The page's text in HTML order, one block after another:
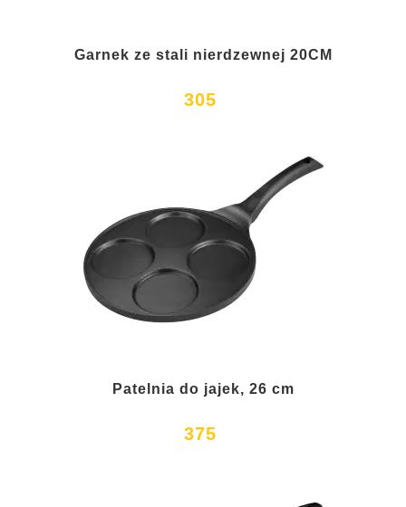
Garnek ze stali nierdzewnej 20CM
305
Patelnia do jajek, 26 cm
375